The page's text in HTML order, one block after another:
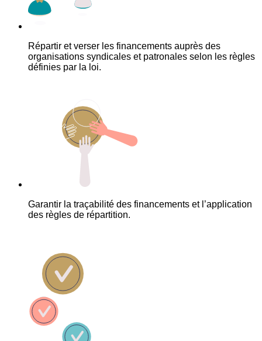
Répartir et verser les financements auprès des
organisations syndicales et patronales selon les règles
définies par la loi.
Garantir la traçabilité des financements et l’application
des règles de répartition.